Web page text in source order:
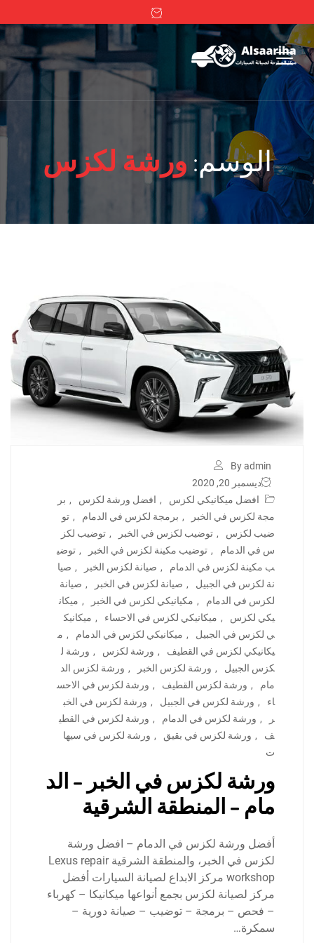
الوسم: ورشة لكزس
By admin
ديسمبر 20, 2020
افضل ميكانيكي لكزس
, افضل ورشة لكزس , بر
مجة لكزس في الخبر
, برمجة لكزس في الدمام , تو
ضيب لكزس
, توضيب لكزس في الخبر , توضيب لكز
س في الدمام
, توضيب مكينة لكزس في الخبر , توضي
ب مكينة لكزس في الدمام
, صيانة لكزس الخبر , صيا
نة لكزس في الجبيل
, صيانة لكزس في الخبر , صيانة
لكزس في الدمام
, مكيانيكي لكزس في الخبر , ميكان
يكي لكزس
, ميكانيكي لكزس في الاحساء , ميكانيك
ي لكزس في الجبيل
, ميكانيكي لكزس في الدمام , م
يكانيكي لكزس في القطيف
, ورشة لكزس , ورشة ل
كزس الجبيل
, ورشة لكزس الخبر , ورشة لكزس الد
مام
, ورشة لكزس القطيف , ورشة لكزس في الاحس
اء
, ورشة لكزس في الجبيل , ورشة لكزس في الخب
ر
, ورشة لكزس في الدمام , ورشة لكزس في القطي
ف
, ورشة لكزس في بقيق , ورشة لكزس في سيها
ت
ورشة لكزس في الخبر – الد
مام – المنطقة الشرقية
أفضل ورشة لكزس في الدمام – افضل ورشة
لكزس في الخبر، والمنطقة الشرقية Lexus repair
workshop مركز الابداع لصيانة السيارات أفضل
مركز لصيانة لكزس بجمع أنواعها ميكانيكا – كهرباء
– فحص – برمجة – توضيب – صيانة دورية –
سمكرة…